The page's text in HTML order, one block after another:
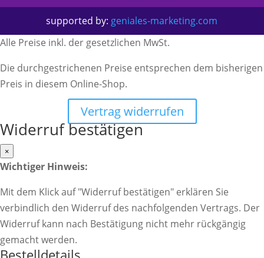
supported by: geniales-marketing.com
Alle Preise inkl. der gesetzlichen MwSt.
Die durchgestrichenen Preise entsprechen dem bisherigen
Preis in diesem Online-Shop.
Vertrag widerrufen
Widerruf bestätigen
×
Wichtiger Hinweis:
Mit dem Klick auf "Widerruf bestätigen" erklären Sie
verbindlich den Widerruf des nachfolgenden Vertrags. Der
Widerruf kann nach Bestätigung nicht mehr rückgängig
gemacht werden.
Bestelldetails